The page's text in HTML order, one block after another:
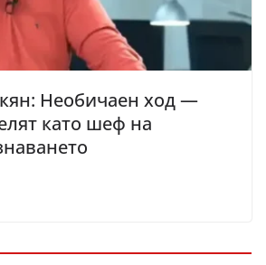
Необичаен ход —
като шеф на